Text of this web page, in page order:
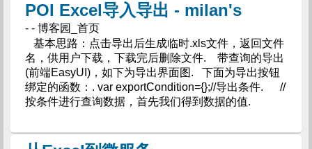
POI Excel导入导出 - milan's
- - 博客园_首页
基本思路：点击导出后生成临时.xls文件，返回文件
名，供用户下载，下载完后删除文件. 带查询的导出
(前端EasyUI)，如下为导出界面图. 下面为导出按钮
绑定的函数：. var exportCondition={};//导出条件. //
按条件进行查询数据，首先我们得到数据的值.